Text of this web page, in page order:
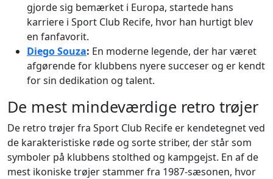
gjorde sig bemærket i Europa, startede hans
karriere i Sport Club Recife, hvor han hurtigt blev
en fanfavorit.
Diego Souza: En moderne legende, der har været
afgørende for klubbens nyere succeser og er kendt
for sin dedikation og talent.
De mest mindeværdige retro trøjer
De retro trøjer fra Sport Club Recife er kendetegnet ved
de karakteristiske røde og sorte striber, der står som
symboler på klubbens stolthed og kampgejst. En af de
mest ikoniske trøjer stammer fra 1987-sæsonen, hvor